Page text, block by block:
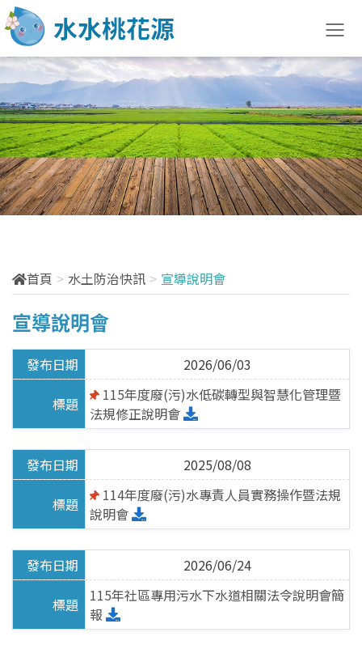
水土防治快訊
最新訊息
法規訊息
宣導說明會
訓練課程
花絮分享
水污染防治
水污染介紹
許可審查申請
定期檢測申報
其他法規訊息
社區生活污水
社區專用污水下水道
化糞池污物處理
首頁 水土防治快訊 宣導說明會
宣導說明會
2026/06/03
115年度廢(污)水低碳轉型與智慧化管理暨
法規修正說明會
2025/08/08
114年度廢(污)水專責人員實務操作暨法規
說明會
2026/06/24
115年社區專用污水下水道相關法令說明會簡
報